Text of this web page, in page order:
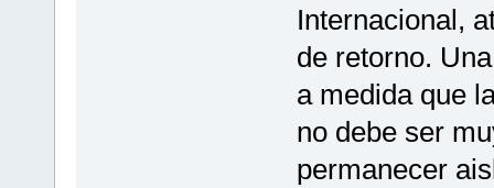
Internacional,
de retorno.
a medida que
no debe ser
permanecer